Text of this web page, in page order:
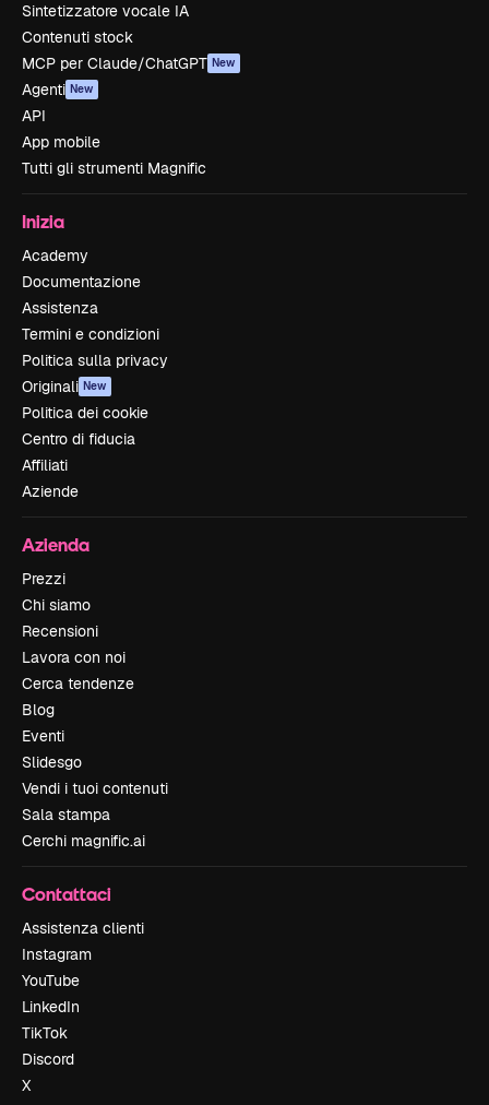
Sintetizzatore vocale IA
Contenuti stock
MCP per Claude/ChatGPT New
Agenti New
API
App mobile
Tutti gli strumenti Magnific
Inizia
Academy
Documentazione
Assistenza
Termini e condizioni
Politica sulla privacy
Originali New
Politica dei cookie
Centro di fiducia
Affiliati
Aziende
Azienda
Prezzi
Chi siamo
Recensioni
Lavora con noi
Cerca tendenze
Blog
Eventi
Slidesgo
Vendi i tuoi contenuti
Sala stampa
Cerchi magnific.ai
Contattaci
Assistenza clienti
Instagram
YouTube
LinkedIn
TikTok
Discord
X